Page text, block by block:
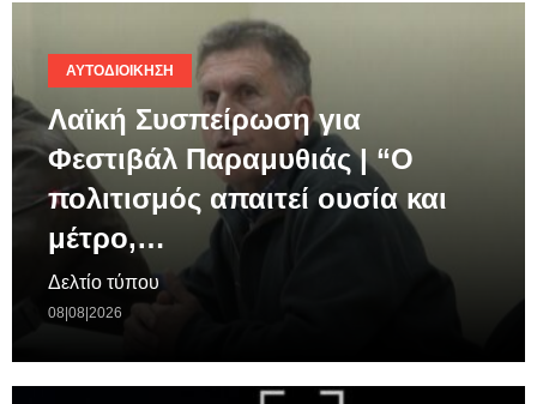
ΑΥΤΟΔΙΟΊΚΗΣΗ
Λαϊκή Συσπείρωση για
Φεστιβάλ Παραμυθιάς | “Ο
πολιτισμός απαιτεί ουσία και
μέτρο,…
Δελτίο τύπου
08|08|2026